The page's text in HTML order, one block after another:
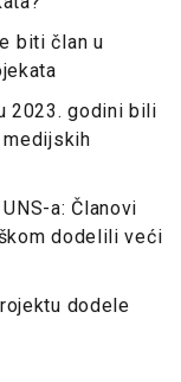
biti član u
2023. godini bili
a: Članovi
dodelili veći
dodele